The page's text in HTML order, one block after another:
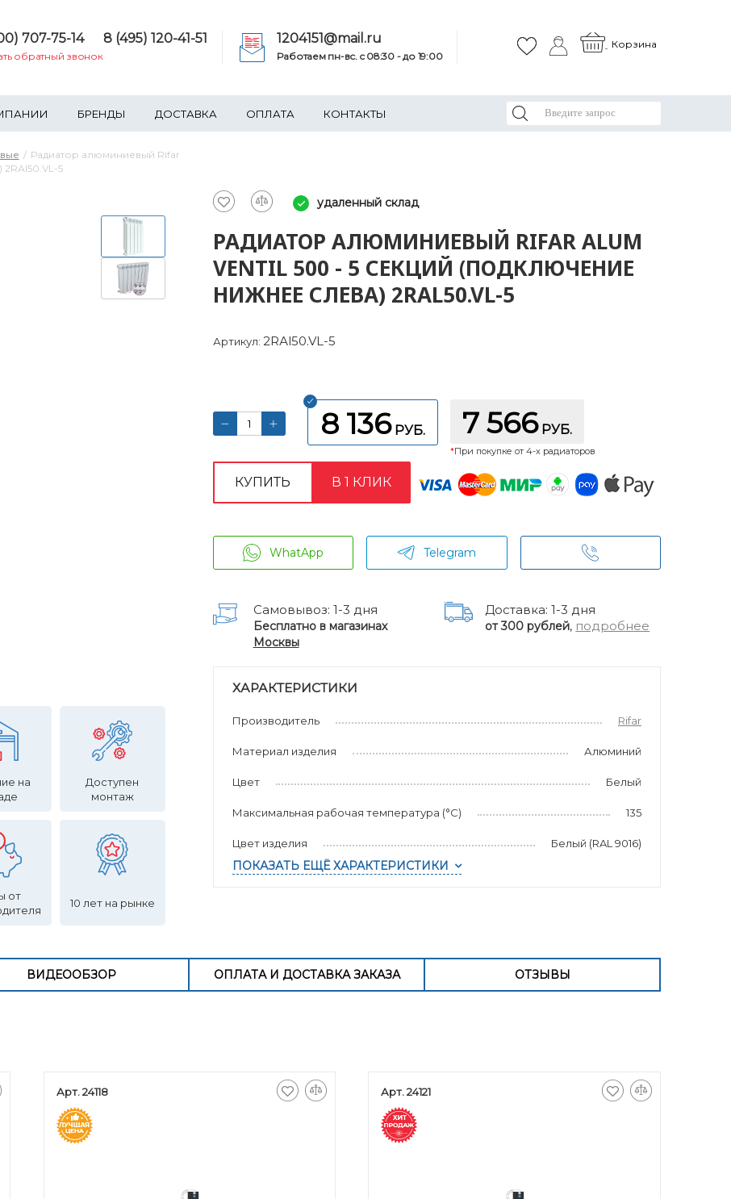
707-75-14 8 (495) 120-41-51
обратный звонок
1204151@mail.ru
Работаем пн-вс. c 08:30 - до 19:00
Корзина
БРЕНДЫ ДОСТАВКА ОПЛАТА КОНТАКТЫ
Радиатор алюминиевый Rifar
5
на
Доступен
монтаж
от
10 лет на рынке
удаленный склад
РАДИАТОР АЛЮМИНИЕВЫЙ RIFAR ALUM
VENTIL 500 - 5 СЕКЦИЙ (ПОДКЛЮЧЕНИЕ
НИЖНЕЕ СЛЕВА) 2RАL50.VL-5
Артикул: 2RАl50.VL-5
8 136 РУБ. 7 566 РУБ.
*При покупке от 4-х радиаторов
КУПИТЬ В 1 КЛИК
WhatApp Telegram
Самовывоз: 1-3 дня
Бесплатно в магазинах
Москвы
Доставка: 1-3 дня
от 300 рублей, подробнее
ХАРАКТЕРИСТИКИ
Производитель Rifar
Материал изделия Алюминий
Цвет Белый
Максимальная рабочая температура (°С) 135
Цвет изделия Белый (RAL 9016)
ПОКАЗАТЬ ЕЩЁ ХАРАКТЕРИСТИКИ
ВИДЕООБЗОР ОПЛАТА И ДОСТАВКА ЗАКАЗА ОТЗЫВЫ
Арт. 24118 Арт. 24121